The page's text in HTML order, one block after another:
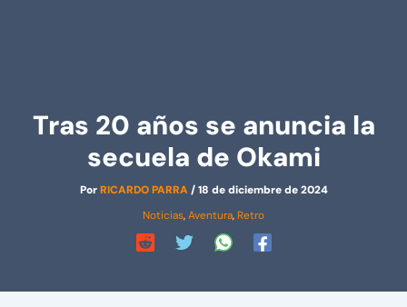
Tras 20 años se anuncia la
secuela de Okami
PorRICARDO PARRA/18 de diciembre de 2024
Noticias,Aventura, Retro